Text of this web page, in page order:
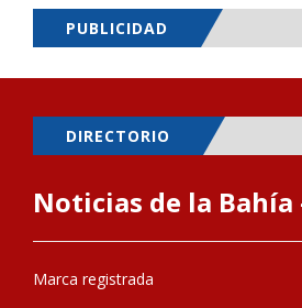
PUBLICIDAD
DIRECTORIO
Noticias de la Bahía
Marca registrada